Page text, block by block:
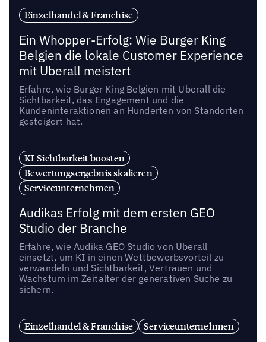
Einzelhandel & Franchise
Ein Whopper-Erfolg: Wie Burger King
Belgien die lokale Customer Experience
mit Uberall meistert
Erfahre, wie Burger King Belgien mit Uberall die
Sichtbarkeit, das Engagement und die
Kundeninteraktionen an Hunderten von Standorten
gesteigert hat.
KI-Sichtbarkeit boosten
Bewertungsergebnis skalieren
Serviceunternehmen
Audikas Erfolg mit dem ersten GEO
Studio der Branche
Erfahre, wie Audika GEO Studio von Uberall
einsetzt, um KI in einen Wettbewerbsvorteil zu
verwandeln und Sichtbarkeit, Vertrauen und
Wachstum im Zeitalter der generativen Suche zu
sichern.
Einzelhandel & Franchise Serviceunternehmen